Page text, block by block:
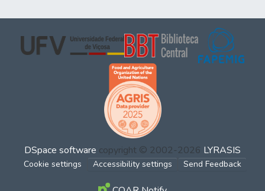
DSpace software copyright © 2002-2026 LYRASIS
Cookie settings Accessibility settings Send Feedback